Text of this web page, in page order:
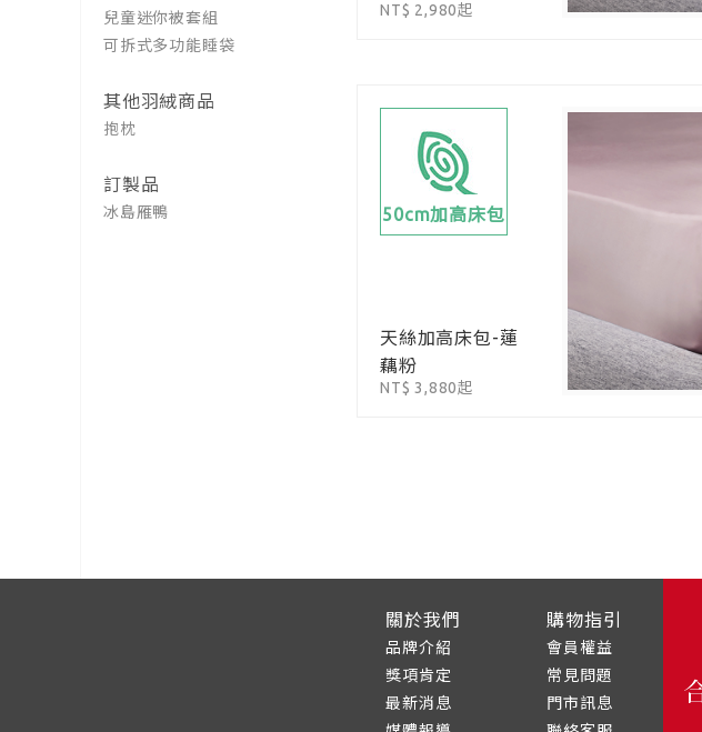
兒童迷你被套組
可拆式多功能睡袋
其他羽絨商品
抱枕
訂製品
冰島雁鴨
NT$ 2,980起
50cm加高床包
天絲加高床包-蓮
藕粉
NT$ 3,880起
關於我們
品牌介紹
獎項肯定
最新消息
購物指引
會員權益
常見問題
門市訊息